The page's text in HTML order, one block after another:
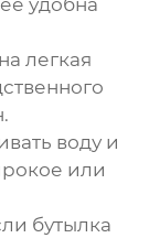
удобна
легкая
воду и
или
бутылка